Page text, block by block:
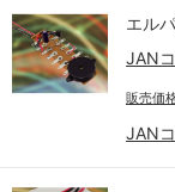
エル
JAN
販売価
JAN